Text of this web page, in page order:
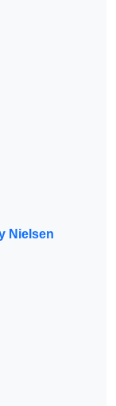
Nielsen